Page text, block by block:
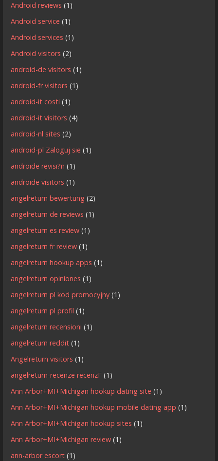
Android reviews (1)
Android service (1)
Android services (1)
Android visitors (2)
android-de visitors (1)
android-fr visitors (1)
android-it costi (1)
android-it visitors (4)
android-nl sites (2)
android-pl Zaloguj sie (1)
androide revisi?n (1)
androide visitors (1)
angelreturn bewertung (2)
angelreturn de reviews (1)
angelreturn es review (1)
angelreturn fr review (1)
angelreturn hookup apps (1)
angelreturn opiniones (1)
angelreturn pl kod promocyjny (1)
angelreturn pl profil (1)
angelreturn recensioni (1)
angelreturn reddit (1)
Angelreturn visitors (1)
angelreturn-recenze recenzГ­ (1)
Ann Arbor+MI+Michigan hookup dating site (1)
Ann Arbor+MI+Michigan hookup mobile dating app (1)
Ann Arbor+MI+Michigan hookup sites (1)
Ann Arbor+MI+Michigan review (1)
ann-arbor escort (1)